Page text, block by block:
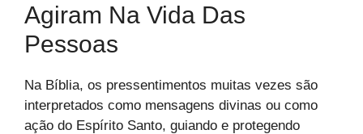
Agiram Na Vida Das
Pessoas
Na Bíblia, os pressentimentos muitas vezes são
interpretados como mensagens divinas ou como
ação do Espírito Santo, guiando e protegendo